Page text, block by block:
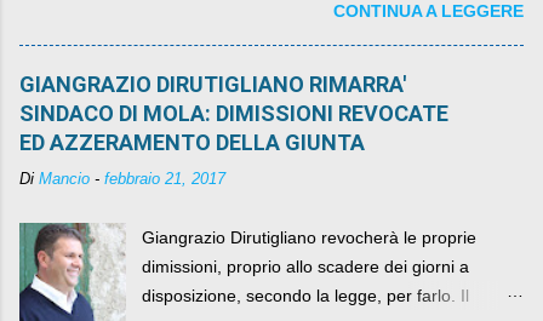
CONTINUA A LEGGERE
GIANGRAZIO DIRUTIGLIANO RIMARRA'
SINDACO DI MOLA: DIMISSIONI REVOCATE
ED AZZERAMENTO DELLA GIUNTA
Di Mancio - febbraio 21, 2017
Giangrazio Dirutigliano revocherà le proprie
dimissioni, proprio allo scadere dei giorni a
disposizione, secondo la legge, per farlo. Il